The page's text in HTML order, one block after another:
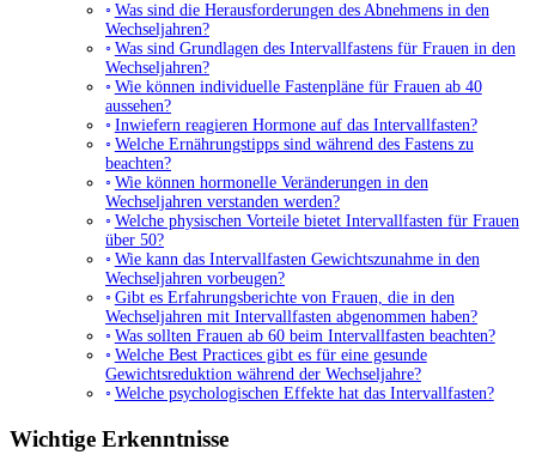
Was sind die Herausforderungen des Abnehmens in den
Wechseljahren?
Was sind Grundlagen des Intervallfastens für Frauen in den
Wechseljahren?
Wie können individuelle Fastenpläne für Frauen ab 40
aussehen?
Inwiefern reagieren Hormone auf das Intervallfasten?
Welche Ernährungstipps sind während des Fastens zu
beachten?
Wie können hormonelle Veränderungen in den
Wechseljahren verstanden werden?
Welche physischen Vorteile bietet Intervallfasten für Frauen
über 50?
Wie kann das Intervallfasten Gewichtszunahme in den
Wechseljahren vorbeugen?
Gibt es Erfahrungsberichte von Frauen, die in den
Wechseljahren mit Intervallfasten abgenommen haben?
Was sollten Frauen ab 60 beim Intervallfasten beachten?
Welche Best Practices gibt es für eine gesunde
Gewichtsreduktion während der Wechseljahre?
Welche psychologischen Effekte hat das Intervallfasten?
Wichtige Erkenntnisse